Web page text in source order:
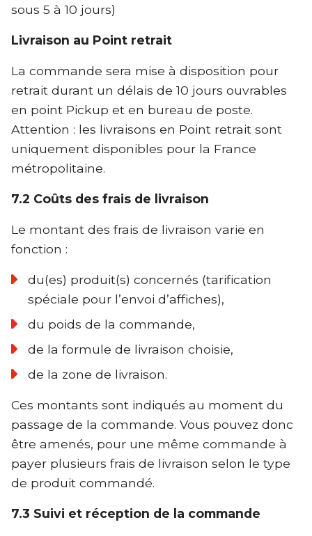
sous 5 à 10 jours)
Livraison au Point retrait
La commande sera mise à disposition pour
retrait durant un délais de 10 jours ouvrables
en point Pickup et en bureau de poste.
Attention : les livraisons en Point retrait sont
uniquement disponibles pour la France
métropolitaine.
7.2 Coûts des frais de livraison
Le montant des frais de livraison varie en
fonction :
du(es) produit(s) concernés (tarification
spéciale pour l’envoi d’affiches),
du poids de la commande,
de la formule de livraison choisie,
de la zone de livraison.
Ces montants sont indiqués au moment du
passage de la commande. Vous pouvez donc
être amenés, pour une même commande à
payer plusieurs frais de livraison selon le type
de produit commandé.
7.3 Suivi et réception de la commande